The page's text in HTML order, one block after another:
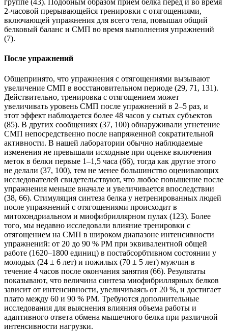
группе (43). Подобным образом прием белка перед и во время
2-часовой прерывающейся тренировки с отягощениями,
включающей упражнения для всего тела, повышал общий
белковый баланс и СМП во время выполнения упражнений
(7).
После упражнений
Общепринято, что упражнения с отягощениями вызывают
увеличение СМП в восстановительном периоде (29, 71, 131).
Действительно, тренировка с отягощением может
увеличивать уровень СМП после упражнений в 2–5 раз, и
этот эффект наблюдается более 48 часов у сытых субъектов
(85). В других сообщениях (37, 100) обнаруживали угнетение
СМП непосредственно после напряженной сократительной
активности. В нашей лаборатории обычно наблюдаемые
изменения не превышали исходные при оценке включения
меток в белки первые 1–1,5 часа (66), тогда как другие этого
не делали (37, 100), тем не менее большинство оценивающих
исследователей свидетельствуют, что любое повышение после
упражнения меньше вначале и увеличивается впоследствии
(38, 66). Стимуляция синтеза белка у нетренированных людей
после упражнений с отягощениями происходит в
митохондриальном и миофибриллярном пулах (123). Более
того, мы недавно исследовали влияние тренировки с
отягощением на СМП в широком диапазоне интенсивности
упражнений: от 20 до 90 % РМ при эквивалентной общей
работе (1620–1800 единиц) в постабсорбтивном состоянии у
молодых (24 ± 6 лет) и пожилых (70 ± 5 лет) мужчин в
течение 4 часов после окончания занятия (66). Результаты
показывают, что величина синтеза миофибриллярных белков
зависит от интенсивности, увеличиваясь от 20 %, и достигает
плато между 60 и 90 % РМ. Требуются дополнительные
исследования для выяснения влияния объема работы и
адаптивного ответа обмена мышечного белка при различной
интенсивности нагрузки.